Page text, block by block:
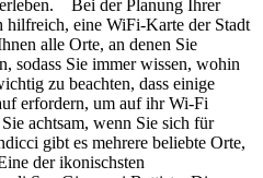
Bei der Planung Ihrer
hilfreich, eine WiFi-Karte der Stadt
alle Orte, an denen Sie
sodass Sie immer wissen, wohin
zu beachten, dass einige
erfordern, um auf ihr Wi-Fi
achtsam, wenn Sie sich für
gibt es mehrere beliebte Orte,
der ikonischsten